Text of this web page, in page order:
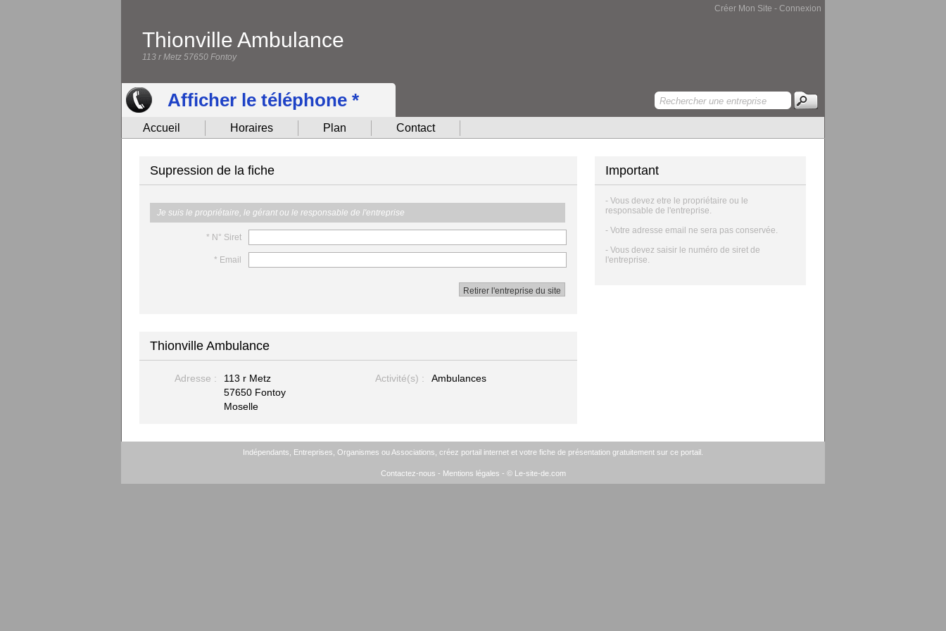
Créer Mon Site - Connexion
Thionville Ambulance
113 r Metz 57650 Fontoy
Afficher le téléphone *
Accueil Horaires Plan Contact
Supression de la fiche
Je suis le propriétaire, le gérant ou le responsable de l'entreprise
* N° Siret
* Email
Thionville Ambulance
Adresse :
113 r Metz
57650 Fontoy
Moselle
Activité(s) : Ambulances
Important
- Vous devez etre le propriétaire ou le
responsable de l'entreprise.
- Votre adresse email ne sera pas conservée.
- Vous devez saisir le numéro de siret de
l'entreprise.
Indépendants, Entreprises, Organismes ou Associations, créez portail internet et votre fiche de présentation gratuitement sur ce portail.
Contactez-nous - Mentions légales - © Le-site-de.com